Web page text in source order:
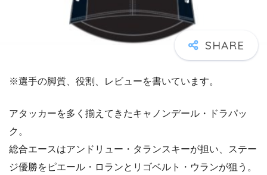
※選手の脚質、役割、レビューを書いています。
アタッカーを多く揃えてきたキャノンデール・ドラパッ
ク。
総合エースはアンドリュー・タランスキーが担い、ステー
ジ優勝をピエール・ロランとリゴベルト・ウランが狙う。